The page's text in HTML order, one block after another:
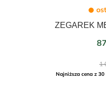
1
Najniższa cena z 30